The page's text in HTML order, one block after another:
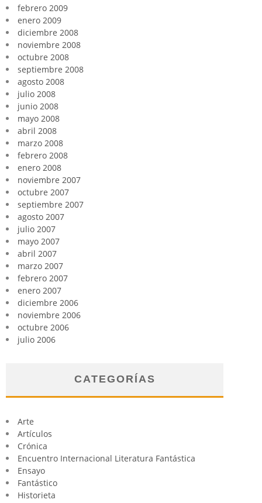
febrero 2009
enero 2009
diciembre 2008
noviembre 2008
octubre 2008
septiembre 2008
agosto 2008
julio 2008
junio 2008
mayo 2008
abril 2008
marzo 2008
febrero 2008
enero 2008
noviembre 2007
octubre 2007
septiembre 2007
agosto 2007
julio 2007
mayo 2007
abril 2007
marzo 2007
febrero 2007
enero 2007
diciembre 2006
noviembre 2006
octubre 2006
julio 2006
CATEGORÍAS
Arte
Artículos
Crónica
Encuentro Internacional Literatura Fantástica
Ensayo
Fantástico
Historieta